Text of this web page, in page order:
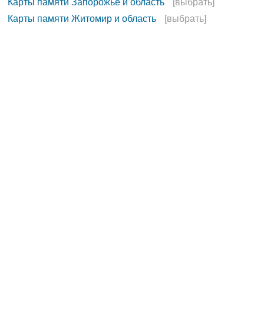
Карты памяти Запорожье и область
[выбрать]
Карты памяти Житомир и область
[выбрать]